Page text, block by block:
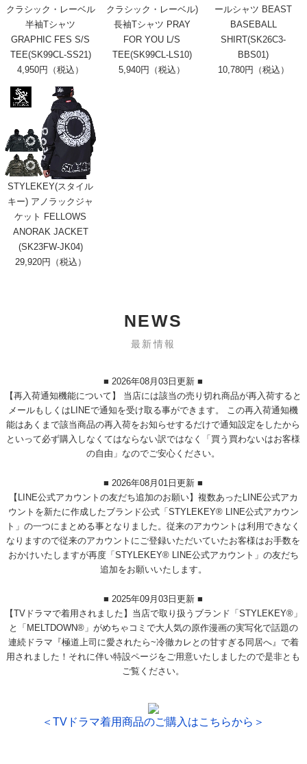
クラシック・レーベル
半袖Tシャツ
GRAPHIC FES S/S
TEE(SK99CL-SS21)
4,950円（税込）
クラシック・レーベル)
長袖Tシャツ PRAY
FOR YOU L/S
TEE(SK99CL-LS10)
5,940円（税込）
ールシャツ BEAST
BASEBALL
SHIRT(SK26C3-
BBS01)
10,780円（税込）
STYLEKEY(スタイル
キー) アノラックジャ
ケット FELLOWS
ANORAK JACKET
(SK23FW-JK04)
29,920円（税込）
NEWS
最新情報
■ 2026年08月03日更新 ■
【再入荷通知機能について】 当店には該当の売り切れ商品が再入荷すると
メールもしくはLINEで通知を受け取る事ができます。 この再入荷通知機
能はあくまで該当商品の再入荷をお知らせするだけで通知設定をしたから
といって必ず購入しなくてはならない訳ではなく「買う買わないはお客様
の自由」なのでご安心ください。
■ 2026年08月01日更新 ■
【LINE公式アカウントの友だち追加のお願い】複数あったLINE公式アカ
ウントを新たに作成したブランド公式「STYLEKEY® LINE公式アカウン
ト」の一つにまとめる事となりました。従来のアカウントは利用できなく
なりますので従来のアカウントにご登録いただいていたお客様はお手数を
おかけいたしますが再度「STYLEKEY® LINE公式アカウント」の友だち
追加をお願いいたします。
■ 2025年09月03日更新 ■
【TVドラマで着用されました】当店で取り扱うブランド「STYLEKEY®」
と「MELTDOWN®」がめちゃコミで大人気の原作漫画の実写化で話題の
連続ドラマ『極道上司に愛されたら~冷徹カレとの甘すぎる同居へ』で着
用されました！それに伴い特設ページをご用意いたしましたので是非とも
ご覧ください。
＜TVドラマ着用商品のご購入はこちらから＞